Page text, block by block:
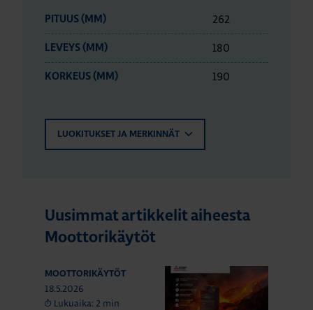
PITUUS (MM) 262
LEVEYS (MM) 180
KORKEUS (MM) 190
LUOKITUKSET JA MERKINNÄT
Uusimmat artikkelit aiheesta
Moottorikäytöt
MOOTTORIKÄYTÖT
18.5.2026
Lukuaika: 2 min